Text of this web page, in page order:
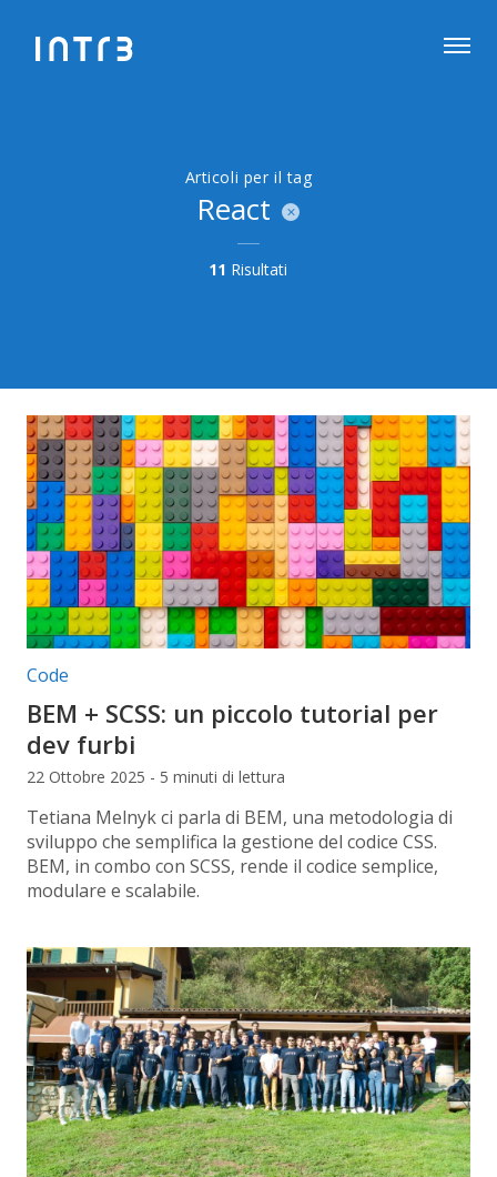
Articoli per il tag
React
11 Risultati
Categorie articolo:
Code
BEM + SCSS: un piccolo tutorial per
dev furbi
22 Ottobre 2025 - 5 minuti di lettura
Tetiana Melnyk ci parla di BEM, una metodologia di
sviluppo che semplifica la gestione del codice CSS.
BEM, in combo con SCSS, rende il codice semplice,
modulare e scalabile.